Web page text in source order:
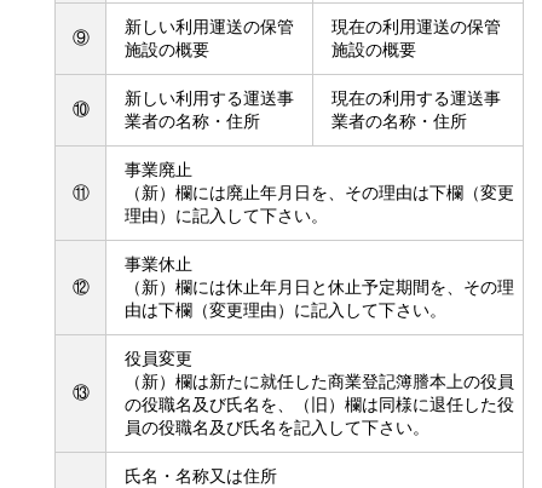
⑨
新しい利用運送の保管
施設の概要
現在の利用運送の保管
施設の概要
⑩
新しい利用する運送事
業者の名称・住所
現在の利用する運送事
業者の名称・住所
⑪
事業廃止
（新）欄には廃止年月日を、その理由は下欄（変更
理由）に記入して下さい。
⑫
事業休止
（新）欄には休止年月日と休止予定期間を、その理
由は下欄（変更理由）に記入して下さい。
⑬
役員変更
（新）欄は新たに就任した商業登記簿謄本上の役員
の役職名及び氏名を、（旧）欄は同様に退任した役
員の役職名及び氏名を記入して下さい。
氏名・名称又は住所